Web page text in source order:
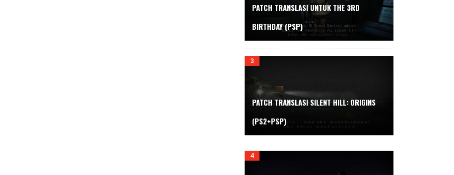
PATCH TRANSLASI UNTUK THE 3RD
BIRTHDAY (PSP)
PATCH TRANSLASI SILENT HILL: ORIGINS
(PS2+PSP)